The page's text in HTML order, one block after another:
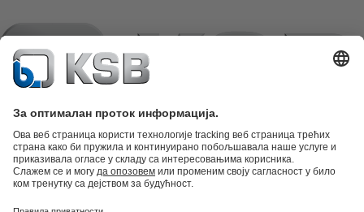
Katalog proizvoda Rezervni delovi